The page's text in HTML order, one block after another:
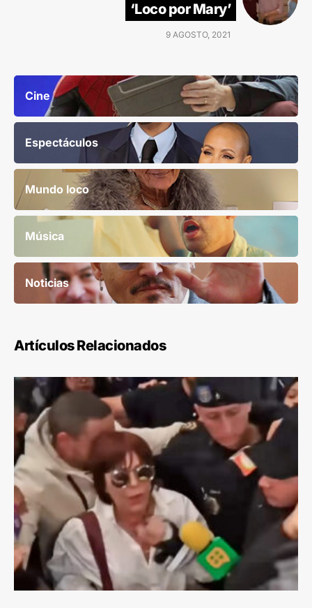
‘Loco por Mary’
9 AGOSTO, 2021
Cine
Espectáculos
Mundo loco
Música
Noticias
Artículos Relacionados